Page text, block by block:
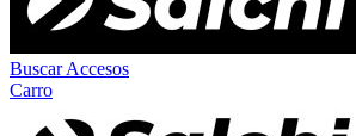
Buscar Accesos
Carro